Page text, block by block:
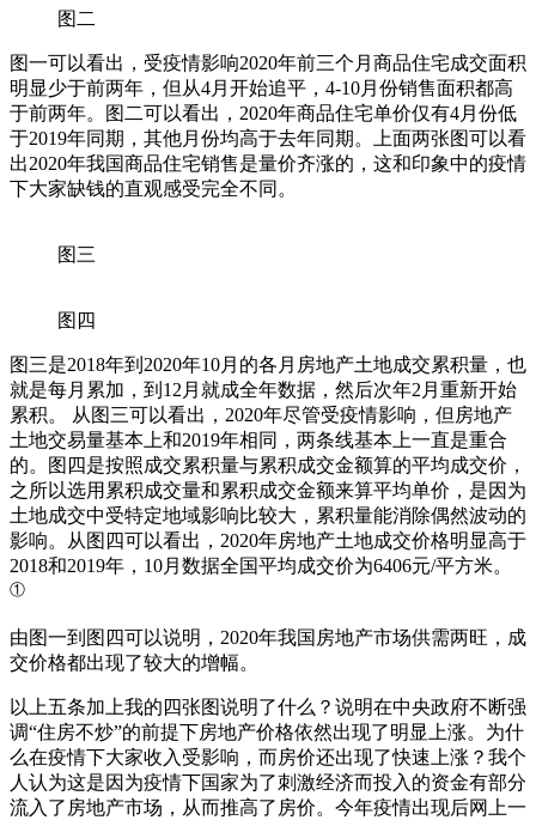
图二
图一可以看出，受疫情影响2020年前三个月商品住宅成交面积
明显少于前两年，但从4月开始追平，4-10月份销售面积都高
于前两年。图二可以看出，2020年商品住宅单价仅有4月份低
于2019年同期，其他月份均高于去年同期。上面两张图可以看
出2020年我国商品住宅销售是量价齐涨的，这和印象中的疫情
下大家缺钱的直观感受完全不同。
图三
图四
图三是2018年到2020年10月的各月房地产土地成交累积量，也
就是每月累加，到12月就成全年数据，然后次年2月重新开始
累积。 从图三可以看出，2020年尽管受疫情影响，但房地产
土地交易量基本上和2019年相同，两条线基本上一直是重合
的。图四是按照成交累积量与累积成交金额算的平均成交价，
之所以选用累积成交量和累积成交金额来算平均单价，是因为
土地成交中受特定地域影响比较大，累积量能消除偶然波动的
影响。从图四可以看出，2020年房地产土地成交价格明显高于
2018和2019年，10月数据全国平均成交价为6406元/平方米。
①
由图一到图四可以说明，2020年我国房地产市场供需两旺，成
交价格都出现了较大的增幅。
以上五条加上我的四张图说明了什么？说明在中央政府不断强
调“住房不炒”的前提下房地产价格依然出现了明显上涨。为什
么在疫情下大家收入受影响，而房价还出现了快速上涨？我个
人认为这是因为疫情下国家为了刺激经济而投入的资金有部分
流入了房地产市场，从而推高了房价。今年疫情出现后网上一